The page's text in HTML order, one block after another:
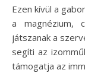
Ezen kívül a
a magnézium,
játszanak a
segíti az
támogatja az